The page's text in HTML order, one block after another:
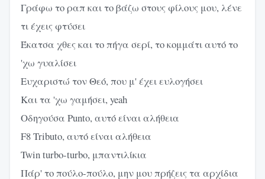
Γράφω το ραπ και το βάζω στους φίλους μου, λένε
τι έχεις φτύσει
Έκατσα χθες και το πήγα σερί, το κομμάτι αυτό το
'χω γυαλίσει
Ευχαριστώ τον Θεό, που μ' έχει ευλογήσει
Kαι τα 'χω γαμήσει, yeah
Οδηγούσα Punto, αυτό είναι αλήθεια
F8 Tributo, αυτό είναι αλήθεια
Twin turbo-turbo, μπαντιλίκια
Πάρ' το πούλο-πούλο, μην μου πρήζεις τα αρχίδια